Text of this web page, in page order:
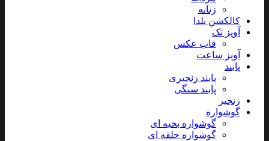
زنانه
کالکشن یلدا
آویز تک
قاب عکس
آویز ساعت
پابند
پابند زنجیری
پابند سنگی
زنجیر
گوشواره
گوشواره بخیه ای
گوشواره حلقه ای